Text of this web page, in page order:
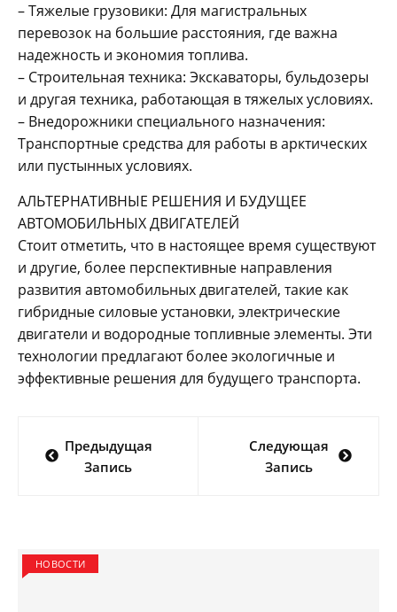
– Тяжелые грузовики: Для магистральных
перевозок на большие расстояния, где важна
надежность и экономия топлива.
– Строительная техника: Экскаваторы, бульдозеры
и другая техника, работающая в тяжелых условиях.
– Внедорожники специального назначения:
Транспортные средства для работы в арктических
или пустынных условиях.
АЛЬТЕРНАТИВНЫЕ РЕШЕНИЯ И БУДУЩЕЕ
АВТОМОБИЛЬНЫХ ДВИГАТЕЛЕЙ
Стоит отметить, что в настоящее время существуют
и другие, более перспективные направления
развития автомобильных двигателей, такие как
гибридные силовые установки, электрические
двигатели и водородные топливные элементы. Эти
технологии предлагают более экологичные и
эффективные решения для будущего транспорта.
по
Предыдущая
Запись
Следующая
Запись
НОВОСТИ